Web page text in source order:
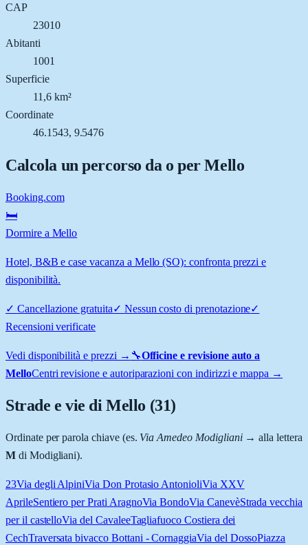
CAP
23010
Abitanti
1001
Superficie
11,6 km²
Coordinate
46.1543, 9.5476
Calcola un percorso da o perMello
Booking.com
🛏️
Dormire a Mello
Hotel, B&B e case vacanza a Mello (SO): confronta prezzi e
disponibilità.
✓ Cancellazione gratuita✓ Nessun costo di prenotazione✓
Recensioni verificate
Vedi disponibilità e prezzi → 🔧Officine e revisione auto a
MelloCentri revisione e autoriparazioni con indirizzi e mappa →
Strade e vie diMello (31)
Ordinate per parola chiave (es. Via Amedeo Modigliani→ alla lettera
Mdi Modigliani).
23Via degli AlpiniVia Don Protasio AntonioliVia XXV
AprileSentiero per Prati AragnoVia BondoVia CanevèStrada vecchia
per il castelloVia del CavaleeTagliafuoco Costiera dei
CechTraversata bivacco Bottani - CornaggiaVia del DossoPiazza